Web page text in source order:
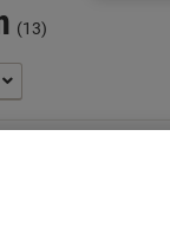
(13)